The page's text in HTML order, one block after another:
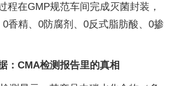
程在GMP规范车间完成灭菌封装，
香精、0防腐剂、0反式脂肪酸、0掺
：CMA检测报告里的真相